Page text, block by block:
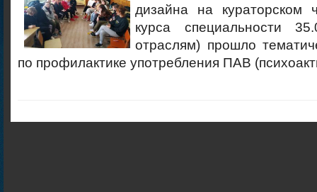
дизайна на кураторском
курса специальности
отраслям) прошло
по профилактике употребления ПАВ